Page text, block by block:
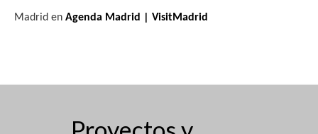
Madrid en Agenda Madrid | VisitMadrid